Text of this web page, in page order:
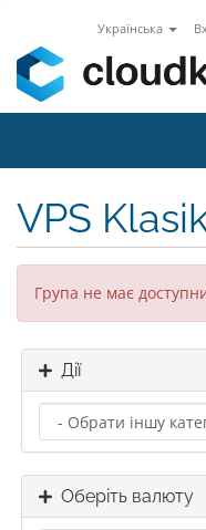
Українська
VPS
Група не має
Дії
Оберіть валюту